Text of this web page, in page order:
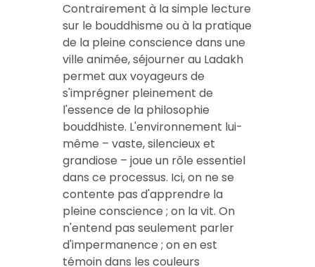
Contrairement à la simple lecture
sur le bouddhisme ou à la pratique
de la pleine conscience dans une
ville animée, séjourner au Ladakh
permet aux voyageurs de
s'imprégner pleinement de
l'essence de la philosophie
bouddhiste. L'environnement lui-
même – vaste, silencieux et
grandiose – joue un rôle essentiel
dans ce processus. Ici, on ne se
contente pas d'apprendre la
pleine conscience ; on la vit. On
n'entend pas seulement parler
d'impermanence ; on en est
témoin dans les couleurs